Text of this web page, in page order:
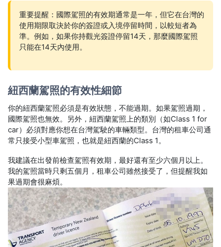
重要提醒：國際駕照的有效期通常是一年，但它在台灣的
使用期限取決於你的簽證或入境停留時間，以較短者為
準。例如，如果你持觀光簽證停留14天，那麼國際駕照
只能在14天內使用。
紐西蘭駕照的有效性細節
你的紐西蘭駕照必須是有效狀態，不能過期。如果駕照過期，
國際駕照也無效。另外，紐西蘭駕照上的類別（如Class 1 for
car）必須對應你想在台灣駕駛的車輛類型。台灣的租車公司通
常只接受小型車駕照，也就是紐西蘭的Class 1。
我建議在出發前檢查駕照有效期，最好還有至少六個月以上。
我的駕照當時只剩五個月，租車公司雖然接受了，但提醒我如
果過期會很麻煩。